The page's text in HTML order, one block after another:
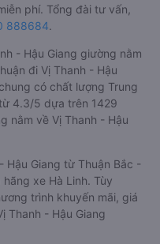
phí. Tổng đài tư vấn,
888684.
- Hậu Giang giường nằm
đi Vị Thanh - Hậu
có chất lượng Trung
4.3/5 dựa trên 1429
nằm về Vị Thanh - Hậu
Hậu Giang từ Thuận Bắc -
xe Hà Linh. Tùy
trình khuyến mãi, giá
Thanh - Hậu Giang